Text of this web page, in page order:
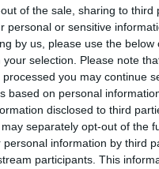
of the sale, sharing to third
personal or sensitive
by us, please use the below
selection. Please note
you may continue
based on personal
disclosed to third
separately opt-out of the
personal information by third
participants. This
a La Maddalena
truffe a Berchidda, falsi
alle porte
Dame de Paris conquista
Brin è un successo